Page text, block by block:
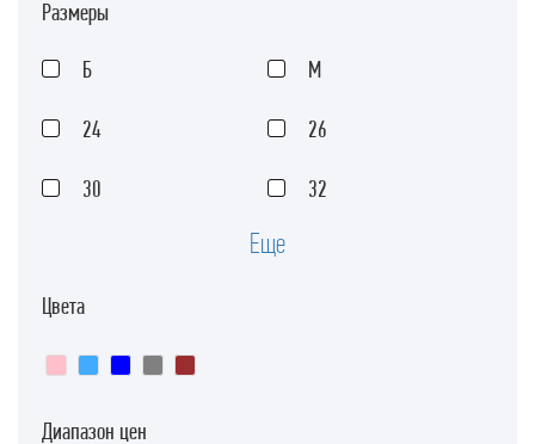
Размеры
Б М
24 26
30 32
38
42
46
Еще
Цвета
Диапазон цен